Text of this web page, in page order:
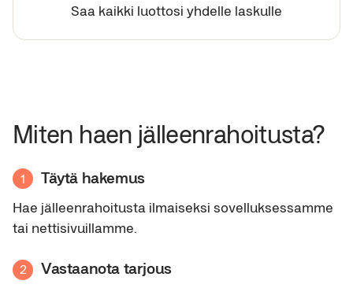
Saa kaikki luottosi yhdelle laskulle
Miten haen jälleenrahoitusta?
1 Täytä hakemus
Hae jälleenrahoitusta ilmaiseksi sovelluksessamme
tai nettisivuillamme.
2 Vastaanota tarjous